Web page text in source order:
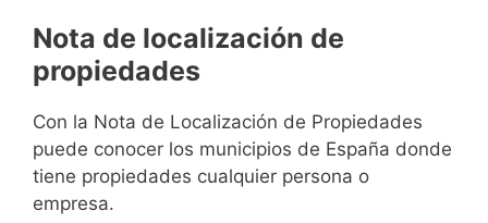
Nota de localización de
propiedades
Con la Nota de Localización de Propiedades
puede conocer los municipios de España donde
tiene propiedades cualquier persona o
empresa.